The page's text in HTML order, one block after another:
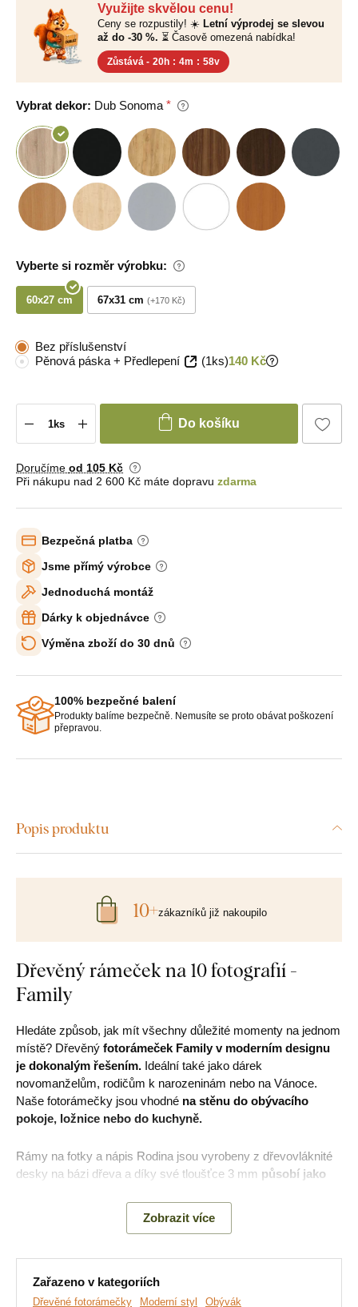
Využijte skvělou cenu!
Ceny se rozpustily! ☀️ Letní výprodej se slevou
až do -30 %. ⏳ Časově omezená nabídka!
Zůstává - 20h : 4m : 57v
Vybrat dekor: Dub Sonoma
Vyberte si rozměr výrobku:
60x27 cm 67x31 cm +170 Kč
Bez příslušenství
Pěnová páska + Předlepení
(1ks)140 Kč
Do košíku
Doručíme od 105 Kč
Při nákupu nad 2 600 Kč máte dopravu zdarma
Bezpečná platba
Jsme přímý výrobce
Jednoduchá montáž
Dárky k objednávce
Výměna zboží do 30 dnů
100% bezpečné balení
Produkty balíme bezpečně. Nemusíte se proto obávat poškození
přepravou.
Popis produktu
Dřevěný rámeček na 10 fotografií -
Family
Hledáte způsob, jak mít všechny důležité momenty na jednom
místě? Dřevěný fotorámeček Family v moderním designu
je dokonalým řešením. Ideální také jako dárek
novomanželům, rodičům k narozeninám nebo na Vánoce.
Naše fotorámečky jsou vhodné na stěnu do obývacího
pokoje, ložnice nebo do kuchyně.
Rámy na fotky a nápis Rodina jsou vyrobeny z dřevovláknité
desky na bázi dřeva a díky své tloušťce 3 mm působí jako
fotografie9x13 cm
Zobrazit více
10+zákazníků již nakoupilo
Zařazeno v kategoriích
Dřevěné fotorámečky Moderní styl
Obývák